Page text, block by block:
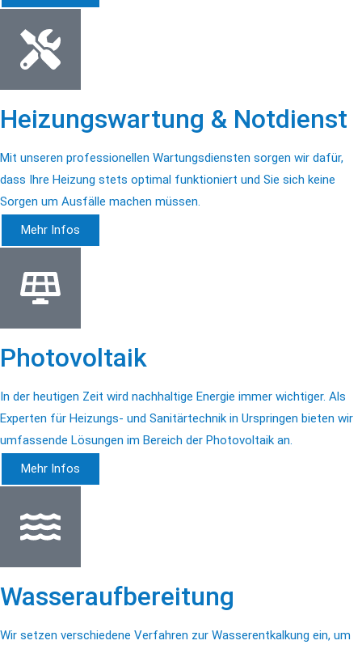
Heizungswartung & Notdienst
Mit unseren professionellen Wartungsdiensten sorgen wir dafür,
dass Ihre Heizung stets optimal funktioniert und Sie sich keine
Sorgen um Ausfälle machen müssen.
Mehr Infos
Photovoltaik
In der heutigen Zeit wird nachhaltige Energie immer wichtiger. Als
Experten für Heizungs- und Sanitärtechnik in Urspringen bieten wir
umfassende Lösungen im Bereich der Photovoltaik an.
Mehr Infos
Wasseraufbereitung
Wir setzen verschiedene Verfahren zur Wasserentkalkung ein, um